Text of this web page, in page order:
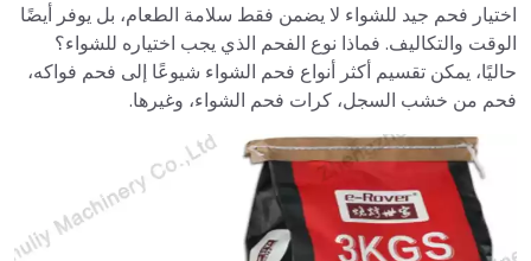
اختيار فحم جيد للشواء لا يضمن فقط سلامة الطعام، بل يوفر أيضًا
الوقت والتكاليف. فماذا نوع الفحم الذي يجب اختياره للشواء؟
حاليًا، يمكن تقسيم أكثر أنواع فحم الشواء شيوعًا إلى فحم فواكه،
فحم من خشب السجل، كرات فحم الشواء، وغيرها.